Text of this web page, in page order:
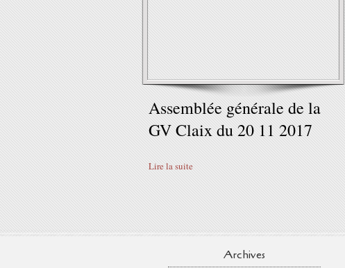
Assemblée générale de la
GV Claix du 20 11 2017
Lire la suite
Archives